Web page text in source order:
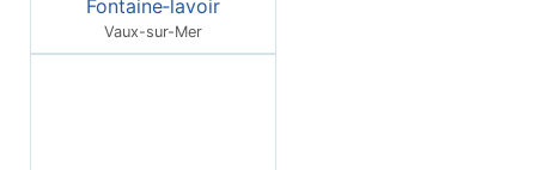
Fontaine‑lavoir
Vaux-sur-Mer